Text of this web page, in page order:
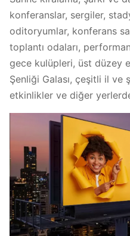
Maks/Ort Güç:
Bakım:
Çevre:
IP Derecesi:
Yenileme Hızı:
Kurulum Tipi:
Gri Ölçek:
Görüş Açısı:
Çalışma Sıcaklığı:
konferanslar, sergiler,
oditoryumlar, konferans
toplantı odaları,
gece kulüpleri, üst düzey
Şenliği Galası, çeşitli il
etkinlikler ve diğer